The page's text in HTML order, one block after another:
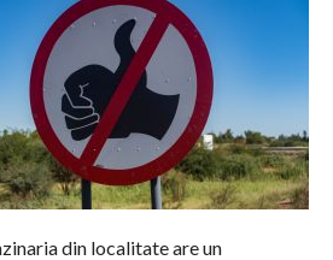
din localitate are un